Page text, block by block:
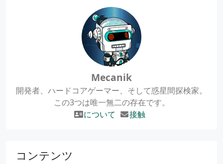
Mecanik
開発者、ハードコアゲーマー、そして惑星間探検家。
この3つは唯一無二の存在です。
について
接触
コンテンツ